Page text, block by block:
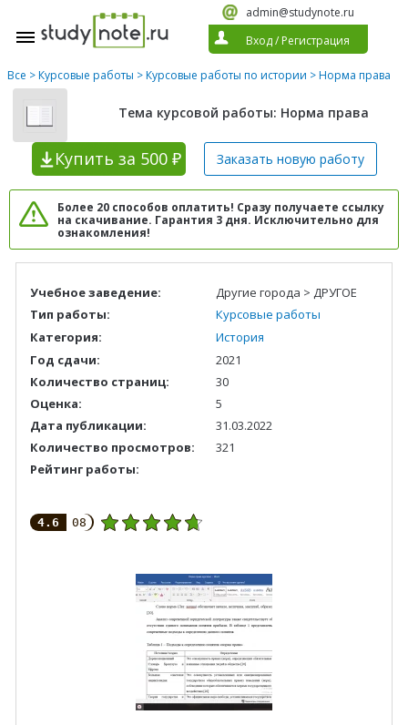
admin@studynote.ru
Вход/ Регистрация
Все >Курсовые работы >Курсовые работы по истории > Норма права
Тема курсовой работы: Норма права
Купить за 500 ₽ Заказать новую работу
Более 20 способов оплатить! Сразу получаете ссылку
на скачивание. Гарантия 3 дня. Исключительно для
ознакомления!
Учебное заведение:
Другие города > ДРУГОЕ
Тип работы:
Курсовые работы
Категория:
История
Год сдачи:
2021
Количество страниц:
30
Оценка:
5
Дата публикации:
31.03.2022
Количество просмотров:
321
Рейтинг работы:
4.6 08